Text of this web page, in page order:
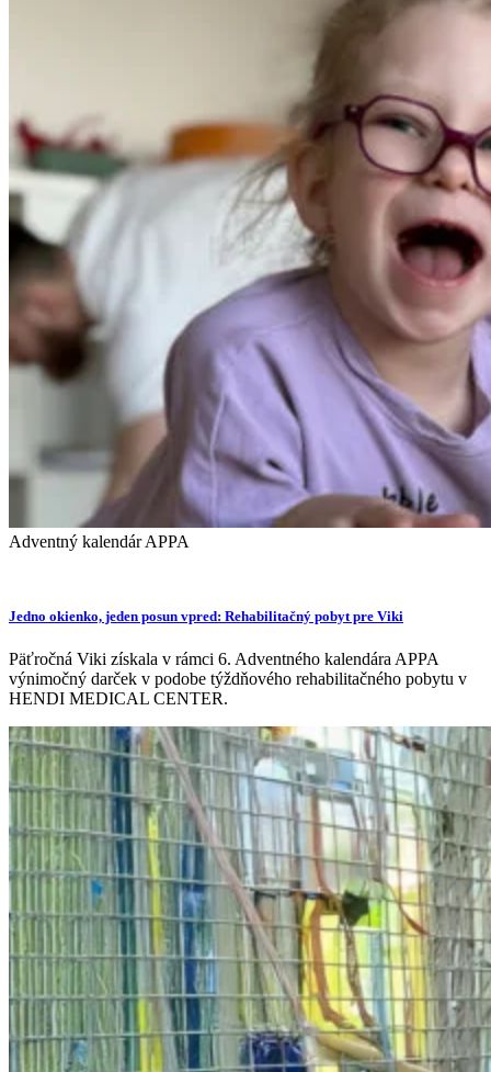
Adventný kalendár APPA
Jedno okienko, jeden posun vpred: Rehabilitačný pobyt pre Viki
Päťročná Viki získala v rámci 6. Adventného kalendára APPA
výnimočný darček v podobe týždňového rehabilitačného pobytu v
HENDI MEDICAL CENTER.